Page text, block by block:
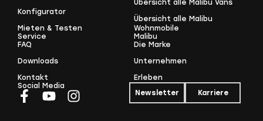
Konfigurator
Mieten & Testen
Übersicht alle Malibu Vans
Übersicht alle Malibu
Wohnmobile
Service
FAQ
Downloads
Kontakt
Malibu
Die Marke
Unternehmen
Erleben
Social Media
Newsletter
Karriere